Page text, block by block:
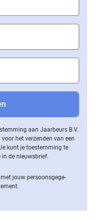
aan Jaarbeurs B.V.
het verzenden van een
kunt je toestemming te
de nieuwsbrief.
jouw per­soons­ge­ge­